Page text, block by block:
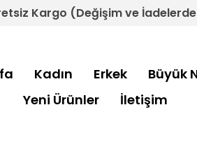
Kargo (Değişim ve
Kadın Erkek
Büyük
Yeni Ürünler
İletişim